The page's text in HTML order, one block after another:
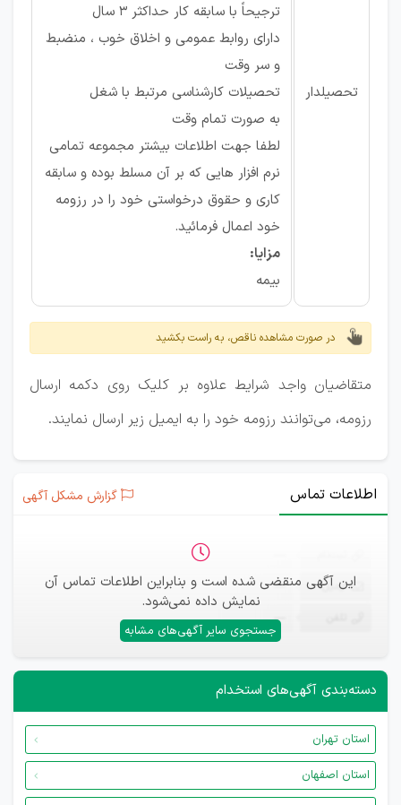
تحصیلدار
ترجیحاً با سابقه کار حداکثر 3 سال
دارای روابط عمومی و اخلاق خوب ، منضبط
و سر وقت
تحصیلات کارشناسی مرتبط با شغل
به صورت تمام وقت
لطفا جهت اطلاعات بیشتر مجموعه تمامی
نرم افزار هایی که بر آن مسلط بوده و سابقه
کاری و حقوق درخواستی خود را در رزومه
خود اعمال فرمائید.
مزایا:
بیمه
در صورت مشاهده ناقص، به راست بکشید
متقاضیان واجد شرایط علاوه بر کلیک روی دکمه ارسال
رزومه، می‌توانند رزومه خود را به ایمیل زیر ارسال نمایند.
اطلاعات تماس گزارش مشکل آگهی
این آگهی منقضی شده است و بنابراین اطلاعات تماس آن
نمایش داده نمی‌شود.
جستجوی سایر آگهی‌های مشابه
ایمیل —
—
دسته‌بندی آگهی‌های استخدام
استان تهران
استان اصفهان